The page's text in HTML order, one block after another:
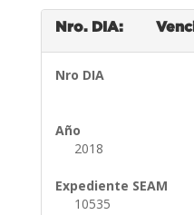
Nro. DIA:
Nro DIA
Año
2018
Expediente SEAM
10535